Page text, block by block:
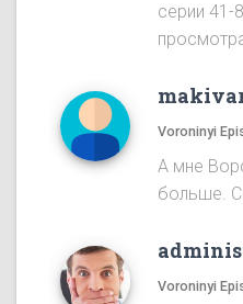
серии 41-
Voroninyi
А мне
больше.
Voroninyi